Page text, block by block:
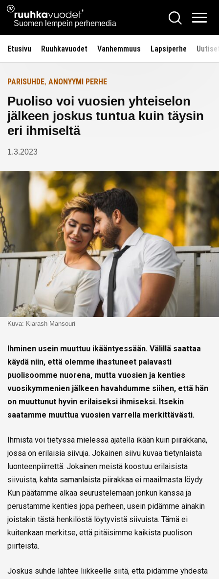
Siirry
sisältöön
Ruuhkavuodet.fi
Suomen lempein perhemedia
Hae
Etusivu Ruuhkavuodet Vanhemmuus Lapsiperhe
Etusivulle
PARISUHDE, ANONYYMI PERHE
Puoliso voi vuosien yhteiselon
jälkeen joskus tuntua kuin täysin
eri ihmiseltä
1.3.2023
Kuva: Kiarash Mansouri
Ihminen usein muuttuu ikääntyessään. Välillä saattaa
käydä niin, että olemme ihastuneet palavasti
puolisoomme nuorena, mutta vuosien ja kenties
vuosikymmenien jälkeen havahdumme siihen, että hän
on muuttunut hyvin erilaiseksi ihmiseksi. Itsekin
saatamme muuttua vuosien varrella merkittävästi.
Ihmistä voi tietyssä mielessä ajatella ikään kuin piirakkana,
jossa on erilaisia siivuja. Jokainen siivu kuvaa tietynlaista
luonteenpiirrettä. Jokainen meistä koostuu erilaisista
siivuista, kahta samanlaista piirakkaa ei maailmasta löydy.
Kun päätämme alkaa seurustelemaan jonkun kanssa ja
perustamme kenties jopa perheen, usein pidämme ainakin
joistakin tästä henkilöstä löytyvistä siivuista. Tämä ei
kuitenkaan merkitse, että pitäisimme kaikista puolison
piirteistä.
Joskus suhde lähtee liikkeelle siitä, että pidämme yhdestä